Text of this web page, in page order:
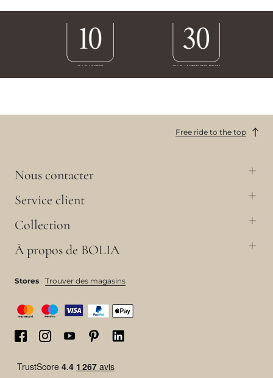
Free ride to the top
Nous contacter
Service client
Collection
À propos de BOLIA
Stores Trouver des magasins